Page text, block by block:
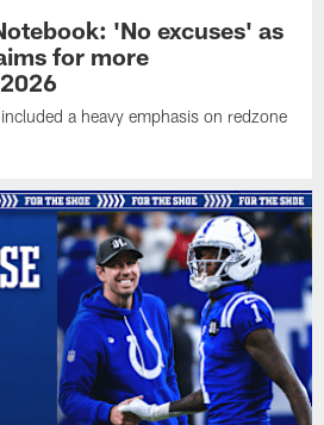
'No excuses' as
for more
a heavy emphasis on redzone